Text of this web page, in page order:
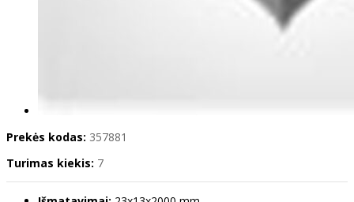
Prekės kodas: 357881
Turimas kiekis: 7